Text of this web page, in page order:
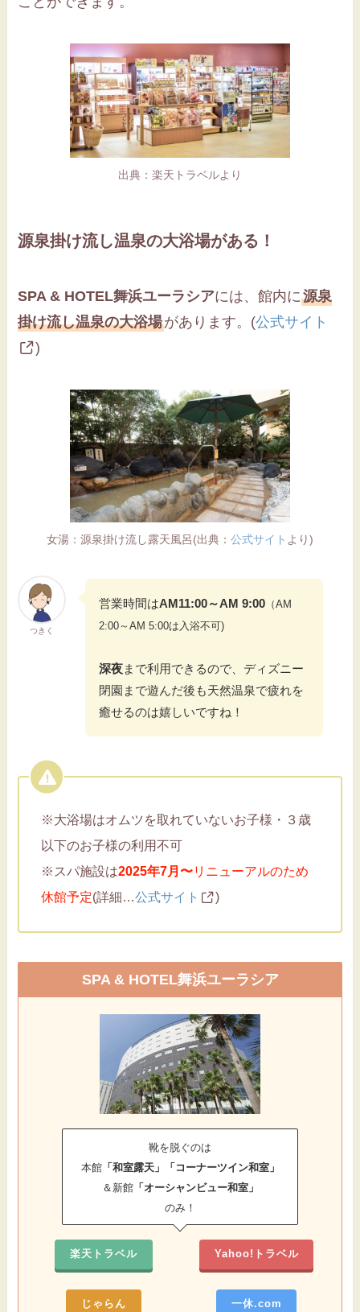
出典：楽天トラベルより
源泉掛け流し温泉の大浴場がある！
SPA & HOTEL舞浜ユーラシアには、館内に源泉
掛け流し温泉の大浴場があります。(公式サイト
)
女湯：源泉掛け流し露天風呂(出典： 公式サイト より)
つきく
営業時間はAM11:00～AM 9:00 （AM
2:00～AM 5:00は入浴不可)
深夜まで利用できるので、ディズニー
閉園まで遊んだ後も天然温泉で疲れを
癒せるのは嬉しいですね！
※大浴場はオムツを取れていないお子様・３歳
以下のお子様の利用不可
※スパ施設は2025年7月〜リニューアルのため
休館予定(詳細…公式サイト )
SPA & HOTEL舞浜ユーラシア
靴を脱ぐのは
本館「和室露天」「コーナーツイン和室」
＆新館「オーシャンビュー和室」
のみ！
楽天トラベル
じゃらん
Yahoo!トラベル
一休.com